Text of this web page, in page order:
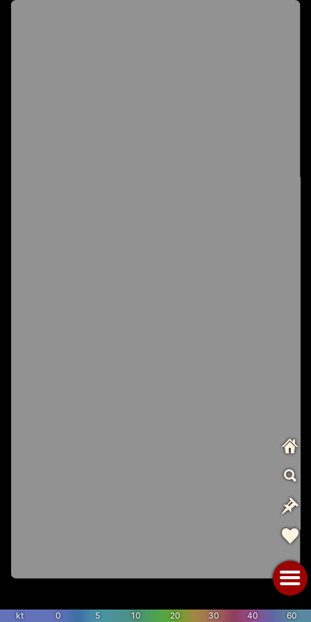
kt 0 5 10 20 30 40 60